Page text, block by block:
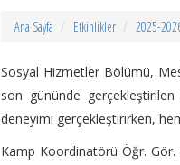
Ana Sayfa Etkinlikler 2025-
Sosyal Hizmetler Bölümü,
son gününde
deneyimi gerçekleştirirken,
Kamp Koordinatörü Öğr. Gör.